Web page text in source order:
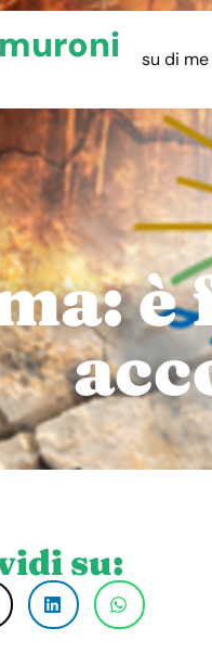
muroni su di me
è
su: